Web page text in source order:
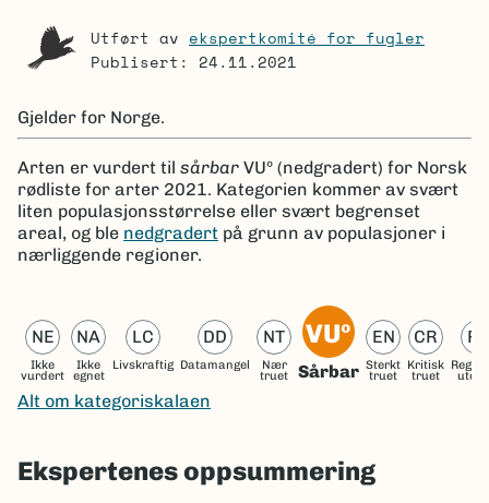
Utført av ekspertkomité for fugler
Publisert: 24.11.2021
Gjelder for Norge.
Arten er vurdert til sårbar VUº (nedgradert) for Norsk
rødliste for arter 2021. Kategorien kommer av svært
liten populasjonsstørrelse eller svært begrenset
areal, og ble nedgradert på grunn av populasjoner i
nærliggende regioner.
NE
Ikke
vurdert
NA
Ikke
egnet
LC
Livskraftig
DD
Datamangel
NT
Nær
truet
VUº
Sårbar
EN
Sterkt
truet
CR
Kritisk
truet
RE
Alt om kategoriskalaen
Ekspertenes oppsummering